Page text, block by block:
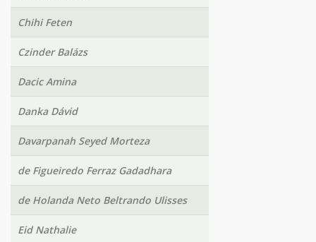
Chihi Feten
Czinder Balázs
Dacic Amina
Danka Dávid
Davarpanah Seyed Morteza
de Figueiredo Ferraz Gadadhara
de Holanda Neto Beltrando Ulisses
Eid Nathalie